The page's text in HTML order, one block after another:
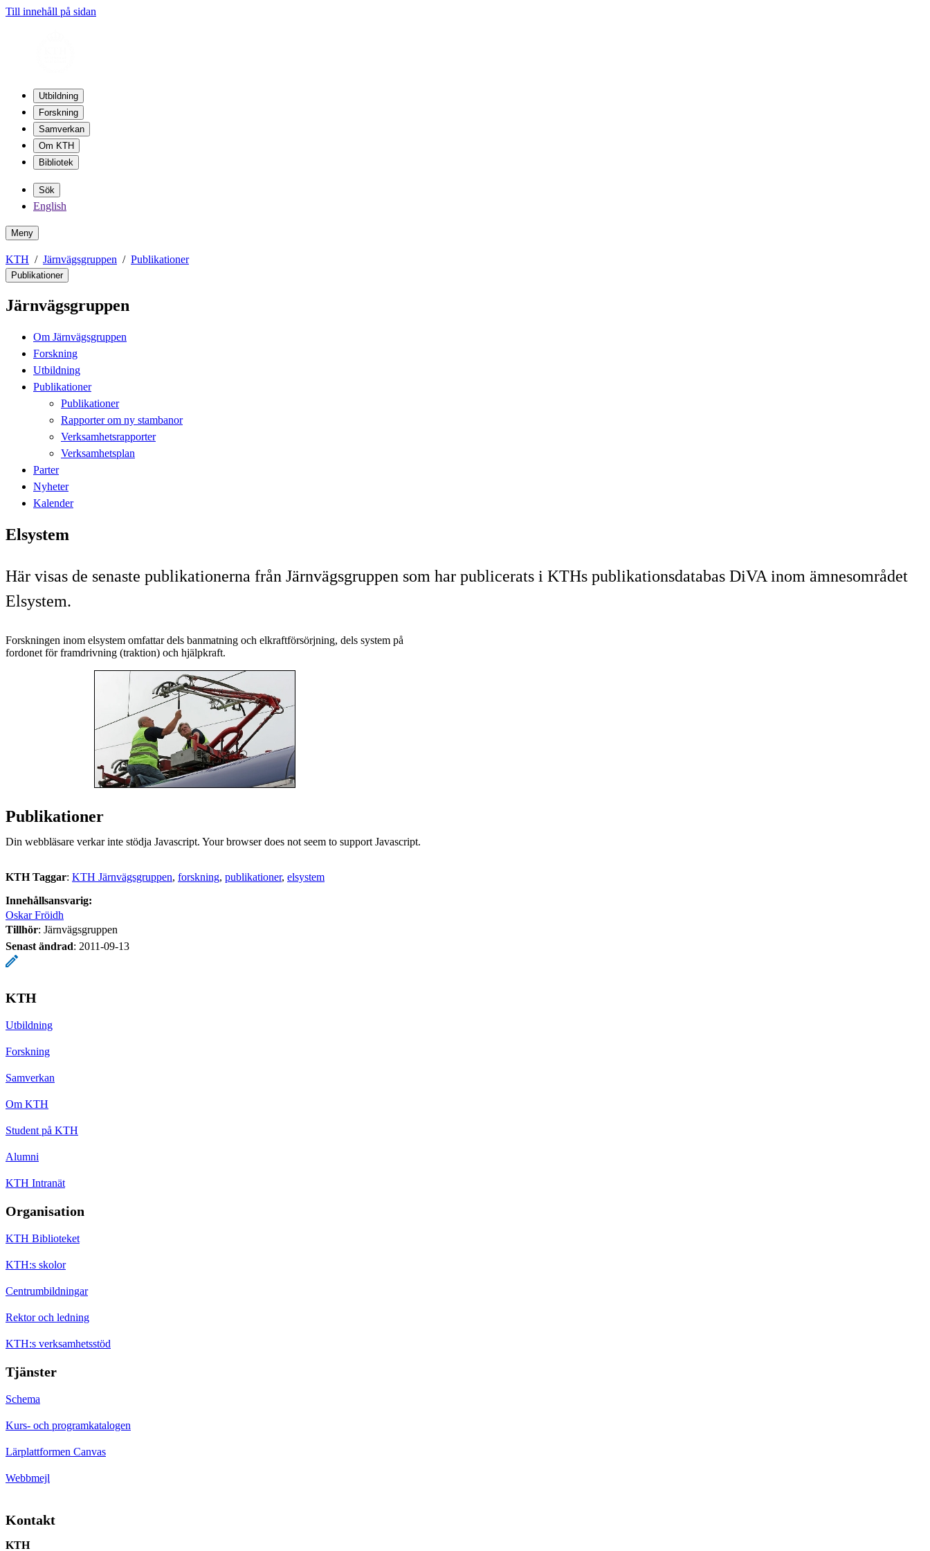
Till innehåll på sidan
Utbildning
Forskning
Samverkan
Om KTH
Bibliotek
Sök
English
Meny
KTH Järnvägsgruppen Publikationer
Publikationer
Järnvägsgruppen
Om Järnvägsgruppen
Forskning
Utbildning
Publikationer
Publikationer
Rapporter om ny stambanor
Verksamhetsrapporter
Verksamhetsplan
Parter
Nyheter
Kalender
Elsystem
Här visas de senaste publikationerna från Järnvägsgruppen som har publicerats i KTHs publikationsdatabas DiVA inom ämnesområdet
Elsystem.
Forskningen inom elsystem omfattar dels banmatning och elkraftförsörjning, dels system på
fordonet för framdrivning (traktion) och hjälpkraft.
Publikationer
Din webbläsare verkar inte stödja Javascript. Your browser does not seem to support Javascript.
KTH Taggar: KTH Järnvägsgruppen forskning publikationer elsystem
Innehållsansvarig:
Oskar Fröidh
Tillhör: Järnvägsgruppen
Senast ändrad: 2011-09-13
KTH
Utbildning
Forskning
Samverkan
Om KTH
Student på KTH
Alumni
KTH Intranät
Organisation
KTH Biblioteket
KTH:s skolor
Centrumbildningar
Rektor och ledning
KTH:s verksamhetsstöd
Tjänster
Schema
Kurs- och programkatalogen
Lärplattformen Canvas
Webbmejl
Kontakt
KTH